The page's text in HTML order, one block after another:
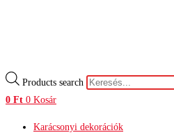
Products search
0 Ft 0 Kosár
Karácsonyi dekorációk